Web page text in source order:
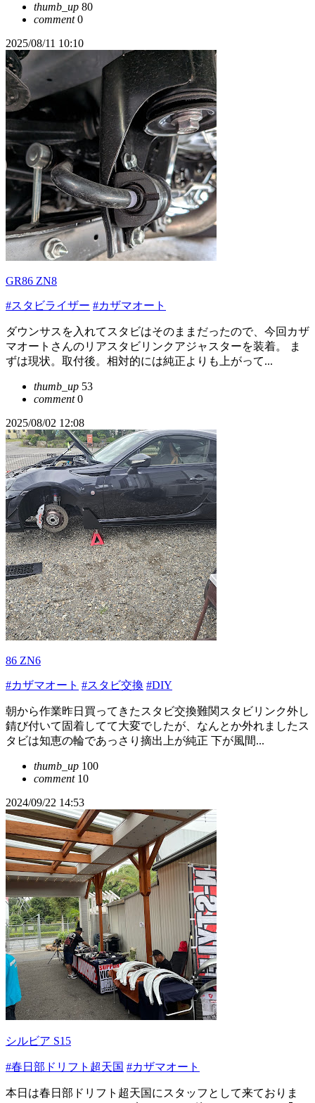
thumb_up 80
comment0
2025/08/11 10:10
GR86 ZN8
#スタビライザー #カザマオート
ダウンサスを入れてスタビはそのままだったので、今回カザ
マオートさんのリアスタビリンクアジャスターを装着。 ま
ずは現状。取付後。相対的には純正よりも上がって...
thumb_up 53
comment0
2025/08/02 12:08
86 ZN6
#カザマオート #スタビ交換 #DIY
朝から作業昨日買ってきたスタビ交換難関スタビリンク外し
錆び付いて固着してて大変でしたが、なんとか外れましたス
タビは知恵の輪であっさり摘出上が純正 下が風間...
thumb_up 100
comment10
2024/09/22 14:53
シルビア S15
#春日部ドリフト超天国 #カザマオート
本日は春日部ドリフト超天国にスタッフとして来ておりま